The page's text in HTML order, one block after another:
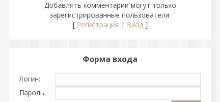
Добавлять комментарии могут только
зарегистрированные пользователи.
[ Регистрация | Вход]
Форма входа
Логин:
Пароль: